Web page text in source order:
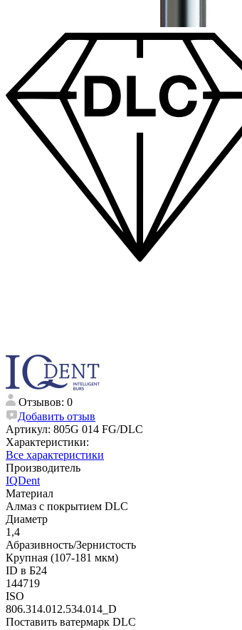
Отзывов: 0
Добавить отзыв
Артикул: 805G 014 FG/DLC
Характеристики:
Все характеристики
Производитель
IQDent
Материал
Алмаз с покрытием DLC
Диаметр
1,4
Абразивность/Зернистость
Крупная (107-181 мкм)
ID в Б24
144719
ISO
806.314.012.534.014_D
Поставить ватермарк DLC